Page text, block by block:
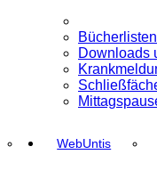
Downloads
WebUntis